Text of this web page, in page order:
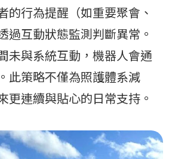
的行為提醒（如重要聚會、
過互動狀態監測判斷異常。
未與系統互動，機器人會通
此策略不僅為照護體系減
更連續與貼心的日常支持。